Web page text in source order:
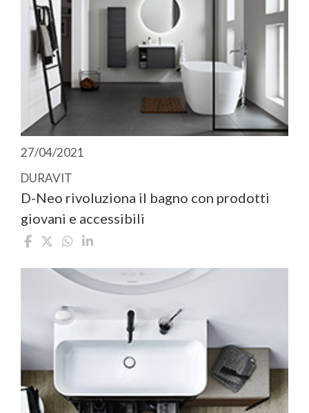
27/04/2021
DURAVIT
D-Neo rivoluziona il bagno con prodotti
giovani e accessibili